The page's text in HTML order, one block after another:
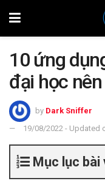
10 ứng
đại học
by Dark Sniffer
19/08/2022 - Updated
Mục lục bài